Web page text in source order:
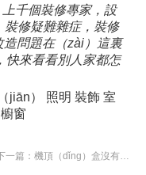
千個裝修專家，設
裝修疑難雜症，裝修
問題在（zài）這裏
快來看看別人家都怎
jiān） 照明 裝飾 室
窗
下一篇：機頂（dǐng）盒沒有信號怎（zěn）麽辦 怎麽解決機頂盒沒有信號問題